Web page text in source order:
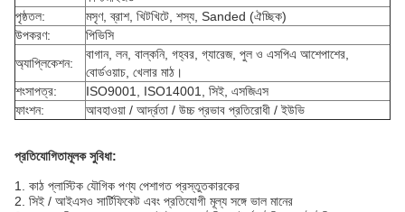
পৃষ্ঠতল:
মসৃণ, ব্রাশ, খিটখিটে, শস্য, Sanded (ঐচ্ছিক)
উপকরণ:
পিভিসি
অ্যাপ্লিকেশন:
বাগান, লন, বাল্কনি, গহ্বর, গ্যারেজ, পুল ও এসপিএ আশেপাশের,
বোর্ডওয়াচ, খেলার মাঠ।
শংসাপত্র:
ISO9001, ISO14001, সিই, এসজিএস
ফাংশন:
আবহাওয়া / আর্দ্রতা / উচ্চ প্রভাব প্রতিরোধী / ইউভি
প্রতিযোগিতামূলক সুবিধা:
1. কাঠ প্লাস্টিক যৌগিক পণ্য পেশাগত প্রস্তুতকারকের
2. সিই / আইএসও সার্টিফিকেট এবং প্রতিযোগী মূল্য সঙ্গে ভাল মানের